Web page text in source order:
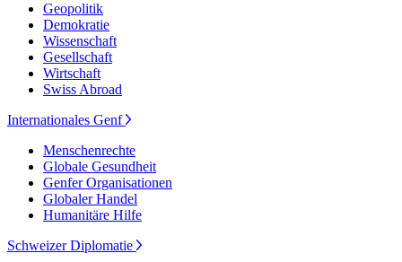
Geopolitik
Demokratie
Wissenschaft
Gesellschaft
Wirtschaft
Swiss Abroad
Internationales Genf
Menschenrechte
Globale Gesundheit
Genfer Organisationen
Globaler Handel
Humanitäre Hilfe
Schweizer Diplomatie